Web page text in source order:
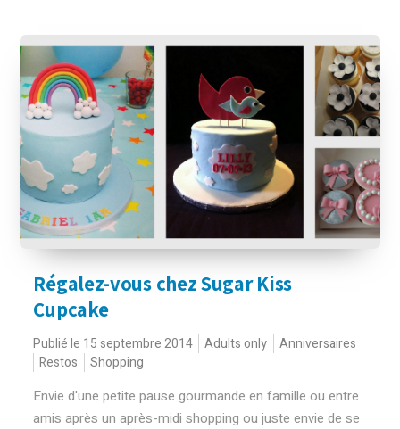
Régalez-vous chez Sugar Kiss
Cupcake
Publié le 15 septembre 2014 Adults only
Anniversaires
Restos
Shopping
Envie d'une petite pause gourmande en famille ou entre
amis après un après-midi shopping ou juste envie de se